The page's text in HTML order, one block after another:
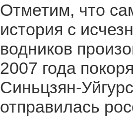
Отметим, что
история с
водников
2007 года
Синьцзян-
отправилась